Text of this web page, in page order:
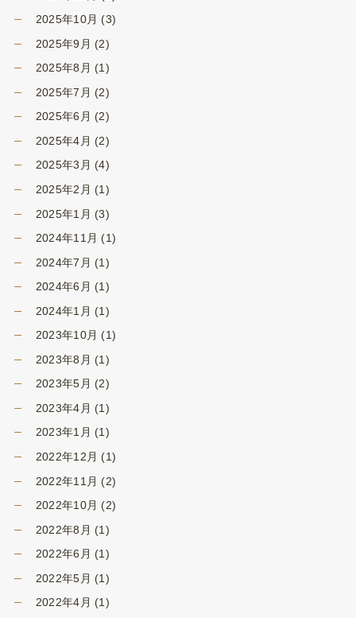
2025年10月 (3)
2025年9月 (2)
2025年8月 (1)
2025年7月 (2)
2025年6月 (2)
2025年4月 (2)
2025年3月 (4)
2025年2月 (1)
2025年1月 (3)
2024年11月 (1)
2024年7月 (1)
2024年6月 (1)
2024年1月 (1)
2023年10月 (1)
2023年8月 (1)
2023年5月 (2)
2023年4月 (1)
2023年1月 (1)
2022年12月 (1)
2022年11月 (2)
2022年10月 (2)
2022年8月 (1)
2022年6月 (1)
2022年5月 (1)
2022年4月 (1)